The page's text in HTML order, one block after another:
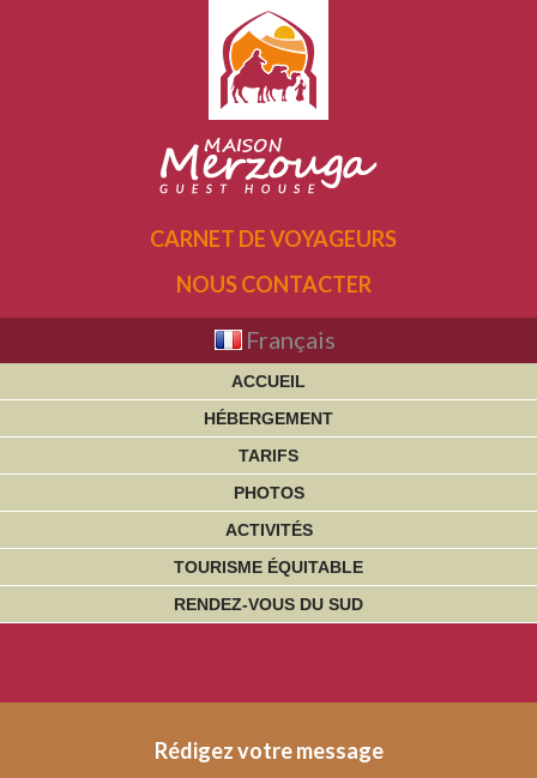
CARNET DE VOYAGEURS
NOUS CONTACTER
Français
ACCUEIL
HÉBERGEMENT
TARIFS
PHOTOS
ACTIVITÉS
TOURISME ÉQUITABLE
RENDEZ-VOUS DU SUD
Rédigez votre message